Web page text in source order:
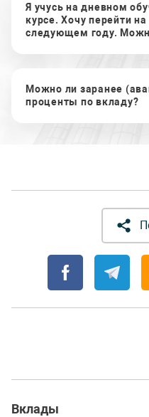
Я учусь на дневном
курсе. Хочу перейти
следующем году.
Можно ли заранее
проценты по вкладу?
Вклады